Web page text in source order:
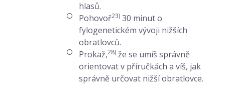
hlasů.
Pohovoř23) 30 minut o
fylogenetickém vývoji nižších
obratlovců.
Prokaž,28) že se umíš správně
orientovat v příručkách a víš, jak
správně určovat nižší obratlovce.